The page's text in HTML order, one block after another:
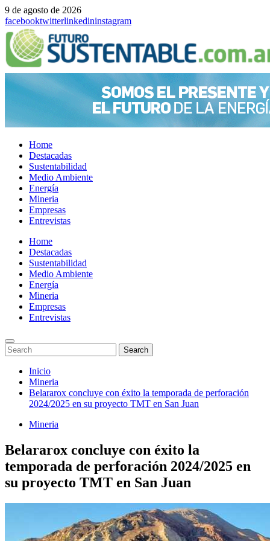
9 de agosto de 2026
facebooktwitterlinkedininstagram
Home
Destacadas
Sustentabilidad
Medio Ambiente
Energía
Mineria
Empresas
Entrevistas
Menu
Home
Destacadas
Sustentabilidad
Medio Ambiente
Energía
Mineria
Empresas
Entrevistas
Enter
Keyword
Search
for:
Search
Search
Saltar
contenido
Inicio
Mineria
Belararox concluye con éxito la temporada de perforación
2024/2025 en su proyecto TMT en San Juan
Mineria
Belararox concluye con éxito la
temporada de perforación 2024/2025 en
su proyecto TMT en San Juan